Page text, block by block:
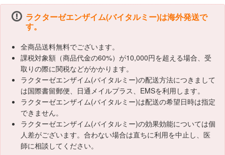
ラクターゼエンザイム(バイタルミー)は海外発送で
す。
全商品送料無料でございます。
課税対象額（商品代金の60%）が10,000円を超える場合、受
取りの際に関税などがかかります。
ラクターゼエンザイム(バイタルミー)の配送方法につきまして
は国際書留郵便、日通メイルプラス、EMSを利用します。
ラクターゼエンザイム(バイタルミー)は配送の希望日時は指定
できません。
ラクターゼエンザイム(バイタルミー)の効果効能については個
人差がございます。合わない場合は直ちに利用を中止し、医
師に相談してください。